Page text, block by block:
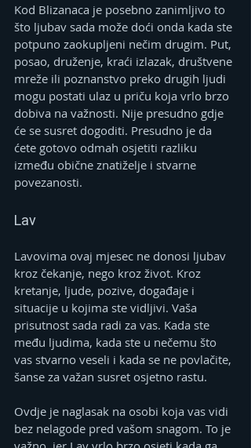
Kod Blizanaca je posebno zanimljivo to
što ljubav sada može doći onda kada ste
potpuno zaokupljeni nečim drugim. Put,
posao, druženje, kraći izlazak, društvene
mreže ili poznanstvo preko drugih ljudi
mogu postati ulaz u priču koja vrlo brzo
dobiva na važnosti. Nije presudno gdje
će se susret dogoditi. Presudno je da
ćete gotovo odmah osjetiti razliku
između obične znatiželje i stvarne
povezanosti.
Lav
Lavovima ovaj mjesec ne donosi ljubav
kroz čekanje, nego kroz život. Kroz
kretanje, ljude, pozive, događaje i
situacije u kojima ste vidljivi. Vaša
prisutnost sada radi za vas. Kada ste
među ljudima, kada ste u nečemu što
vas stvarno veseli i kada se ne povlačite,
šanse za važan susret osjetno rastu.
Ovdje je naglasak na osobi koja vas vidi
bez nelagode pred vašom snagom. To je